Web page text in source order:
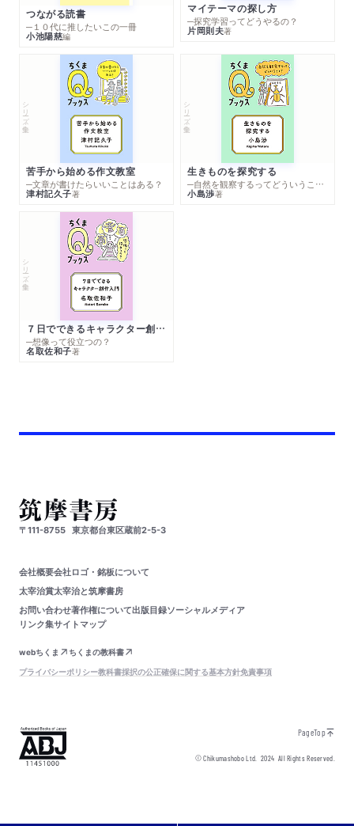
つながる読書
─１０代に推したいこの一冊
小池陽慈編
マイテーマの探し方
─探究学習ってどうやるの？
片岡則夫著
シリーズ・全集
苦手から始める作文教室
─文章が書けたらいいことはある？
津村記久子著
シリーズ・全集
生きものを探究する
─自然を観察するってどういうこと？
小島渉著
シリーズ・全集
７日でできるキャラクター創作入門
─想像って役立つの？
名取佐和子著
〒111-8755 東京都台東区蔵前2-5-3
会社概要会社ロゴ・銘板について
太宰治賞太宰治と筑摩書房
お問い合わせ著作権について出版目録ソーシャルメディア
リンク集サイトマップ
webちくま
ちくまの教科書
プライバシーポリシー教科書採択の公正確保に関する基本方針免責事項
PageTop
© Chikumashobo Ltd.2024 All Rights Reserved.